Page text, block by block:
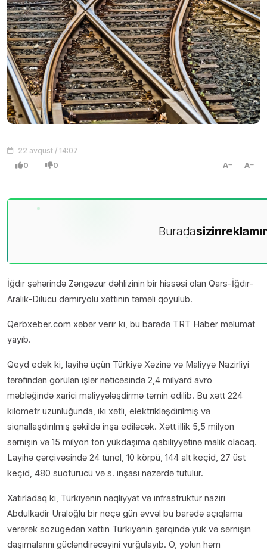
22 avqust / 14:07
0 0 A A
Buradasizin
İğdır şəhərində Zəngəzur dəhlizinin bir hissəsi olan Qars-İğdır-
Aralık-Dilucu dəmiryolu xəttinin təməli qoyulub.
Qerbxeber.com xəbər verir ki, bu barədə TRT Haber məlumat
yayıb.
Qeyd edək ki, layihə üçün Türkiyə Xəzinə və Maliyyə Nazirliyi
tərəfindən görülən işlər nəticəsində 2,4 milyard avro
məbləğində xarici maliyyələşdirmə təmin edilib. Bu xətt 224
kilometr uzunluğunda, iki xətli, elektrikləşdirilmiş və
siqnallaşdırılmış şəkildə inşa ediləcək. Xətt illik 5,5 milyon
sərnişin və 15 milyon ton yükdaşıma qabiliyyətinə malik olacaq.
Layihə çərçivəsində 24 tunel, 10 körpü, 144 alt keçid, 27 üst
keçid, 480 suötürücü və s. inşası nəzərdə tutulur.
Xatırladaq ki, Türkiyənin nəqliyyat və infrastruktur naziri
Abdulkadir Uraloğlu bir neçə gün əvvəl bu barədə açıqlama
verərək sözügedən xəttin Türkiyənin şərqində yük və sərnişin
daşımalarını gücləndirəcəyini vurğulayıb. O, yolun həm